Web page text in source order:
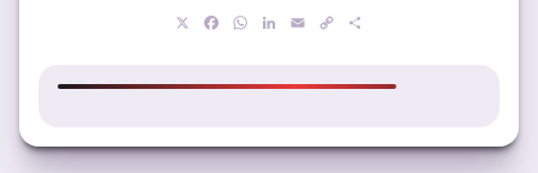
Facebook
WhatsApp
LinkedIn
EmailCopy